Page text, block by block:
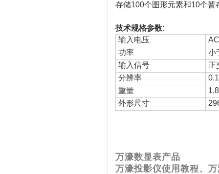
存储100个图形元素和10个暂
技术规格参数:
输入电压
功率
小
输入信号
正
分辨率
重量
外形尺寸
万濠数显表产品
万濠投影仪使用教程、